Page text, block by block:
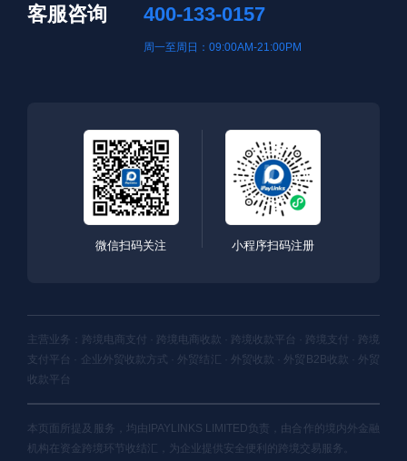
客服咨询 400-133-0157
周一至周日：09:00AM-21:00PM
微信扫码关注 小程序扫码注册
主营业务：跨境电商支付 · 跨境电商收款 · 跨境收款平台 · 跨境支付 · 跨境
支付平台 · 企业外贸收款方式 · 外贸结汇 · 外贸收款 · 外贸B2B收款 · 外贸
收款平台
本页面所提及服务，均由IPAYLINKS LIMITED负责，由合作的境内外金融
机构在资金跨境环节收结汇，为企业提供安全便利的跨境交易服务。